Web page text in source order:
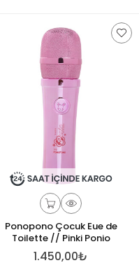
Ponopono Çocuk Eue de
Toilette // Pinki Ponio
1.450,00₺